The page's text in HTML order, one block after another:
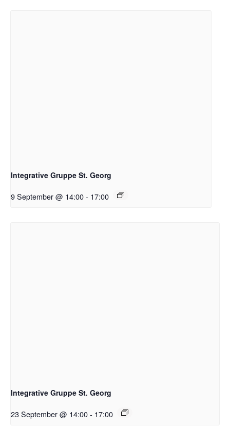
Integrative Gruppe St. Georg
9 September @ 14:00- 17:00
Integrative Gruppe St. Georg
23 September @ 14:00- 17:00